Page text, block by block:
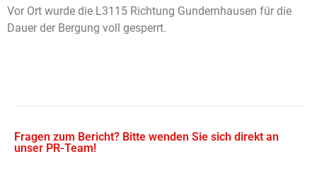
Vor Ort wurde die L3115 Richtung Gundernhausen für die
Dauer der Bergung voll gesperrt.
Fragen zum Bericht? Bitte wenden Sie sich direkt an
unser PR-Team!